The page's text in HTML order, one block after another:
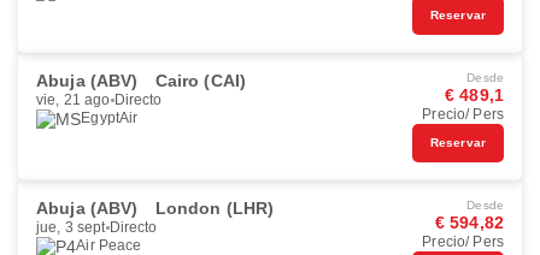
Reservar
Abuja (ABV) Cairo (CAI)
vie, 21 ago Directo
EgyptAir
Desde
€ 489,1
Precio/ Pers
Reservar
Abuja (ABV) London (LHR)
jue, 3 sept Directo
Air Peace
Desde
€ 594,82
Precio/ Pers